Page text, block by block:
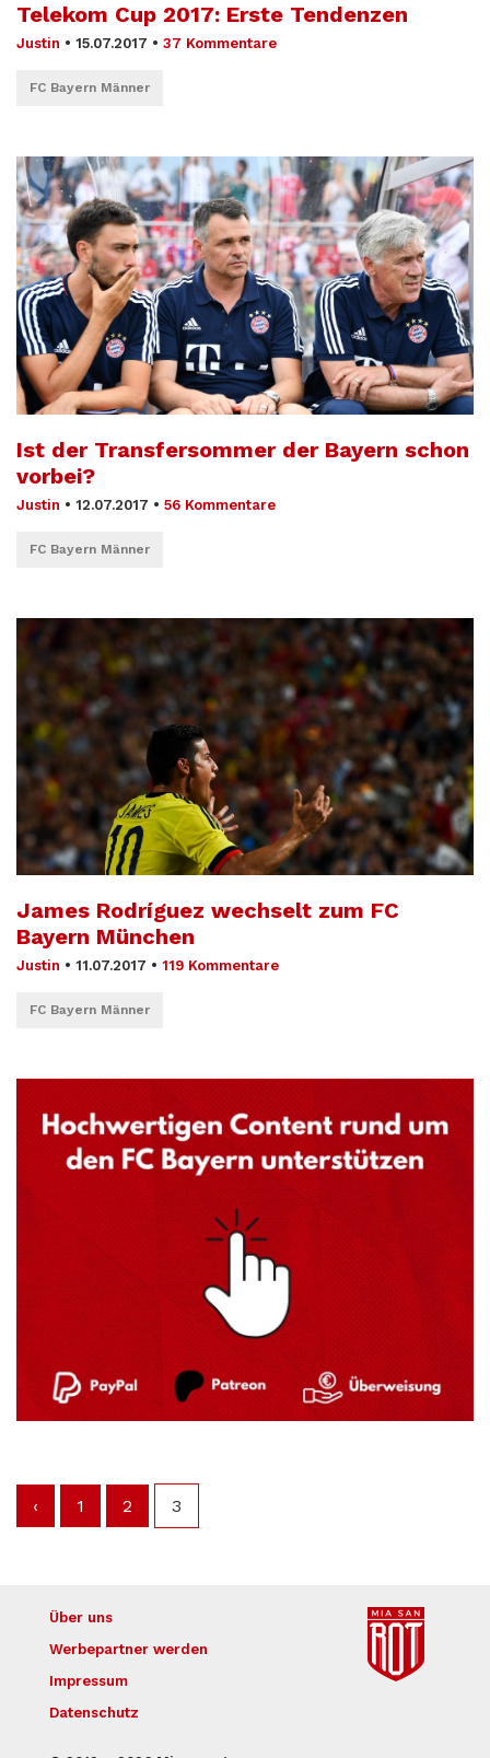
Telekom Cup 2017: Erste Tendenzen
Justin • 15.07.2017 • 37 Kommentare
FC Bayern Männer
Ist der Transfersommer der Bayern schon
vorbei?
Justin • 12.07.2017 • 56 Kommentare
FC Bayern Männer
James Rodríguez wechselt zum FC
Bayern München
Justin • 11.07.2017 • 119 Kommentare
FC Bayern Männer
‹ 1 2 3
Über uns
Werbepartner werden
Impressum
Datenschutz